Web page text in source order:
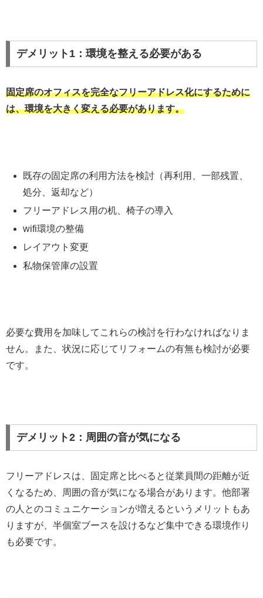
デメリット1：環境を整える必要がある
固定席のオフィスを完全なフリーアドレス化にするために
は、環境を大きく変える必要があります。
既存の固定席の利用方法を検討（再利用、一部残置、
処分、返却など）
フリーアドレス用の机、椅子の導入
wifi環境の整備
レイアウト変更
私物保管庫の設置
必要な費用を加味してこれらの検討を行わなければなりま
せん。また、状況に応じてリフォームの有無も検討が必要
です。
デメリット2：周囲の音が気になる
フリーアドレスは、固定席と比べると従業員間の距離が近
くなるため、周囲の音が気になる場合があります。他部署
の人とのコミュニケーションが増えるというメリットもあ
りますが、半個室ブースを設けるなど集中できる環境作り
も必要です。